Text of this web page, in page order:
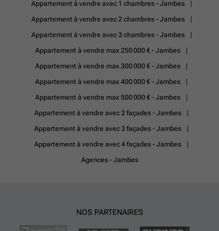
Appartement à vendre avec 1 chambres - Jambes
Appartement à vendre avec 2 chambres - Jambes
Appartement à vendre avec 3 chambres - Jambes
Appartement à vendre max 250 000 € - Jambes
Appartement à vendre max 300 000 € - Jambes
Appartement à vendre max 400 000 € - Jambes
Appartement à vendre max 500 000 € - Jambes
Appartement à vendre avec 2 façades - Jambes
Appartement à vendre avec 3 façades - Jambes
Appartement à vendre avec 4 façades - Jambes
Agences - Jambes
NOS PARTENAIRES